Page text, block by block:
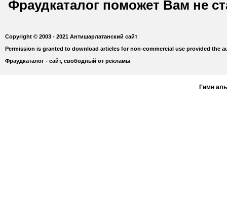
Фраудкаталог поможет Вам не
Copyright © 2003 - 2021 Антишарлатанский сайт
Permission is granted to download articles for non-commercial use provided the
Фраудкаталог - сайт, свободный от рекламы
Гимн